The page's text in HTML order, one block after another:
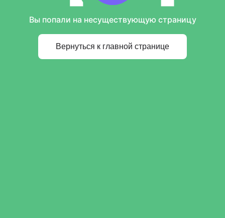
Вы попали на несуществующую страницу
Вернуться к главной странице